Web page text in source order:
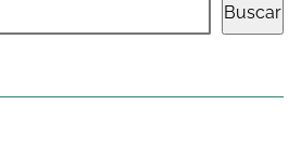
Buscar